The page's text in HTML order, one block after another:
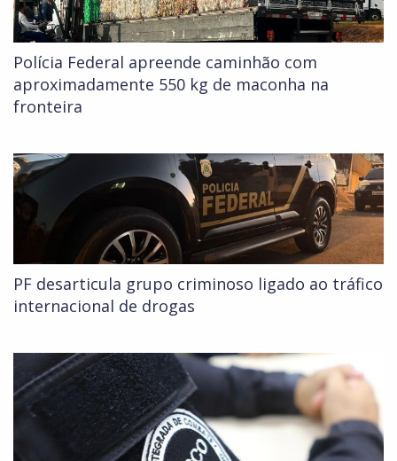
Polícia Federal apreende caminhão com
aproximadamente 550 kg de maconha na
fronteira
PF desarticula grupo criminoso ligado ao tráfico
internacional de drogas